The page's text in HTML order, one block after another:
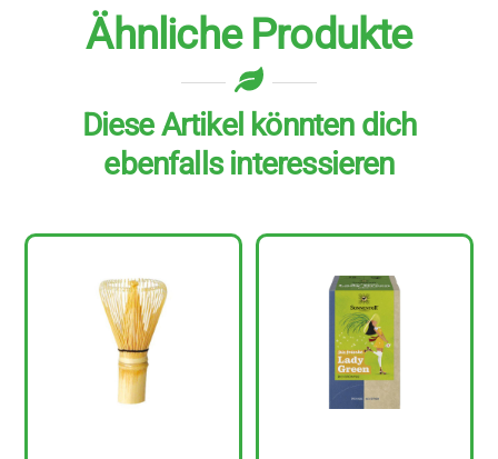
Ähnliche Produkte
Diese Artikel könnten dich
ebenfalls interessieren